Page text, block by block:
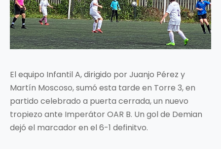
El equipo Infantil A, dirigido por Juanjo Pérez y
Martín Moscoso, sumó esta tarde en Torre 3, en
partido celebrado a puerta cerrada, un nuevo
tropiezo ante Imperátor OAR B. Un gol de Demian
dejó el marcador en el 6-1 definitvo.